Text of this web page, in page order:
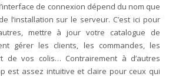
de connexion dépend du nom que
l’installation sur le serveur. C’est ici pour
mettre à jour votre catalogue de
gérer les clients, les commandes, les
de vos colis… Contrairement à d’autres
est assez intuitive et claire pour ceux qui